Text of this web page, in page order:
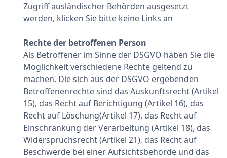
Zugriff ausländischer Behörden ausgesetzt
werden, klicken Sie bitte keine Links an
Rechte der betroffenen Person
Als Betroffener im Sinne der DSGVO haben Sie die
Möglichkeit verschiedene Rechte geltend zu
machen. Die sich aus der DSGVO ergebenden
Betroffenenrechte sind das Auskunftsrecht (Artikel
15), das Recht auf Berichtigung (Artikel 16), das
Recht auf Löschung(Artikel 17), das Recht auf
Einschränkung der Verarbeitung (Artikel 18), das
Widerspruchsrecht (Artikel 21), das Recht auf
Beschwerde bei einer Aufsichtsbehörde und das